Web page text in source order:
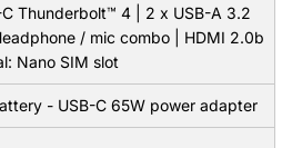
Thunderbolt™ 4 | 2 x USB-A 3.2
/ mic combo | HDMI 2.0b
Nano SIM slot
- USB-C 65W power adapter